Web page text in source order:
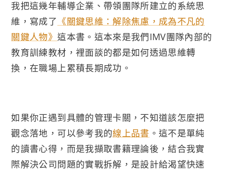
我把這幾年輔導企業、帶領團隊所建立的系統思
維，寫成了 《關鍵思維：解除焦慮，成為不凡的
關鍵人物》這本書。這本來是我們IMV團隊內部的
教育訓練教材，裡面談的都是如何透過思維轉
換，在職場上累積長期成功。
如果你正遇到具體的管理卡關，不知道該怎麼把
觀念落地，可以參考我的線上品書 。這不是單純
的讀書心得，而是我擷取書籍理論後，結合我實
際解決公司問題的實戰拆解，是設計給渴望快速